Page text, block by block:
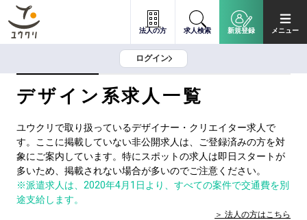
法人の方 求人検索 新規登録 メニュー
ログイン
デザイン系求人一覧
ユウクリで取り扱っているデザイナー・クリエイター求人で
す。ここに掲載していない非公開求人は、ご登録済みの方を対
象にご案内しています。特にスポットの求人は即日スタートが
多いため、掲載されない場合が多いのでご注意ください。
※派遣求人は、2020年4月1日より、すべての案件で交通費を別
途支給します。
法人の方はこちら